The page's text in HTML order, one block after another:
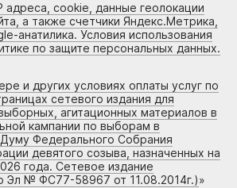
адреса, cookie, данные геолокации
а также счетчики Яндекс.Метрика,
анатилика. Условия использования
по защите персональных данных.
и других условиях оплаты услуг по
сетевого издания для
агитационных материалов в
кампании по выборам в
Федерального Собрания
девятого созыва, назначенных на
года. Сетевое издание
Эл № ФС77-58967 от 11.08.2014г.)»